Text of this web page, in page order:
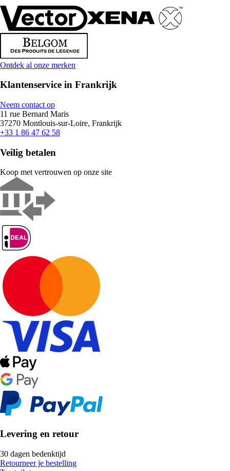
Ontdek al onze merken
Klantenservice in Frankrijk
Neem contact op
11 rue Bernard Maris
37270 Montlouis-sur-Loire, Frankrijk
+33 1 86 47 62 58
Veilig betalen
Koop met vertrouwen op onze site
Levering en retour
30 dagen bedenktijd
Retourneer je bestelling